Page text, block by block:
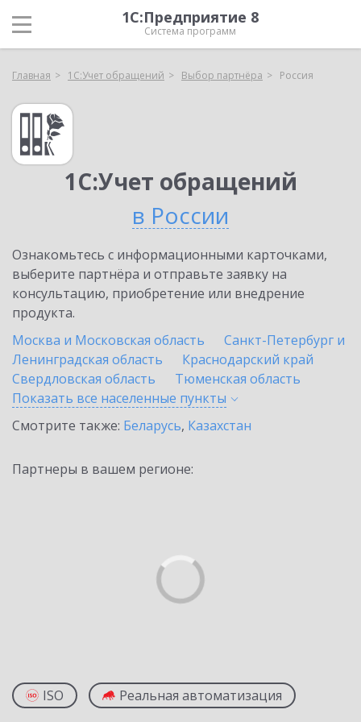
1С:Предприятие 8
Система программ
Главная 1С:Учет обращений Выбор партнёра Россия
1С:Учет обращений
в России
Ознакомьтесь с информационными карточками,
выберите партнёра и отправьте заявку на
консультацию, приобретение или внедрение
продукта.
Москва и Московская область
Санкт-Петербург и
Ленинградская область
Краснодарский край
Свердловская область
Тюменская область
Показать все населенные пункты
Смотрите также: Беларусь, Казахстан
Партнеры в вашем регионе:
ISO Реальная автоматизация